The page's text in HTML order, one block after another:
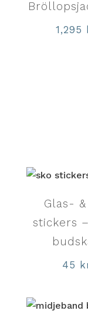
1,295
Glas-
stickers
45